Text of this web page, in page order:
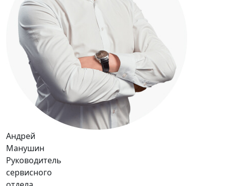
Андрей
Манушин
Руководитель
сервисного